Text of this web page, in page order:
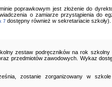
poprawkowym jest złożenie do
o zamiarze przystąpienia do
7 dostępny również w sekretariacie szkoły).
zestaw podręczników na rok szkolny
przedmiotów zawodowych. Wykaz
zostanie zorganizowany w